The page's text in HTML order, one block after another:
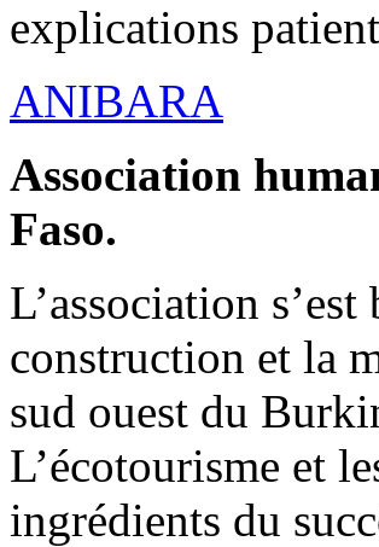
explications
ANIBARA
Association
Faso.
L’association
construction et la
sud ouest du
L’écotourisme et
ingrédients du